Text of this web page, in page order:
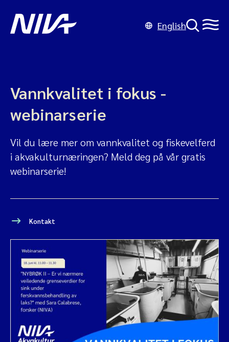
English
Vannkvalitet i fokus -
webinarserie
Vil du lære mer om vannkvalitet og fiskevelferd
i akvakulturnæringen? Meld deg på vår gratis
webinarserie!
Kontakt